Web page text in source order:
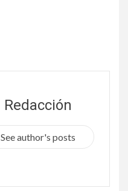
Redacción
See author's posts